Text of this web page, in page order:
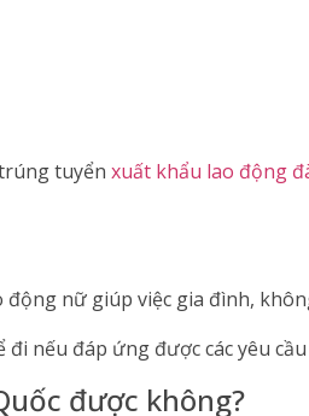
tuyển xuất khẩu lao động
nữ giúp việc gia đình,
đi nếu đáp ứng được các yêu
được không?